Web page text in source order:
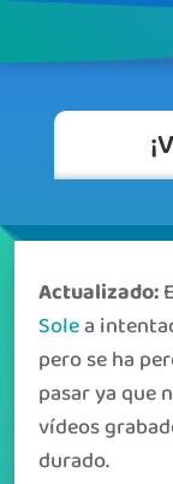
Actualizado:
Solea
pero se ha
pasar ya que
vídeos
durado.